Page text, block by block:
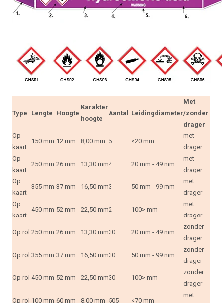
Type Lengte Hoogte
Karakter
hoogte
Aantal Leidingdiameter
Met
/zonder
drager
Op
kaart
150 mm 12 mm 8,00 mm 5 <20 mm
met
drager
Op
kaart
250 mm 26 mm 13,30 mm4 20 mm - 49 mm
met
drager
Op
kaart
355 mm 37 mm 16,50 mm3 50 mm - 99 mm
met
drager
Op
kaart
450 mm 52 mm 22,50 mm2 100> mm
met
drager
Op rol 250 mm 26 mm 13,30 mm30 20 mm - 49 mm
zonder
drager
Op rol 355 mm 37 mm 16,50 mm30 50 mm - 99 mm
zonder
drager
Op rol 450 mm 52 mm 22,50 mm30 100> mm
zonder
drager
Op rol 100 mm 60 mm 8,00 mm 505 <70 mm
met